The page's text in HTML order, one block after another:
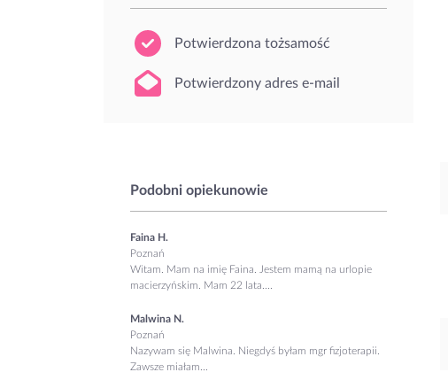
Potwierdzona tożsamość
Potwierdzony adres e-mail
Podobni opiekunowie
Faina H.
Poznań
Witam. Mam na imię Faina. Jestem mamą na urlopie
macierzyńskim. Mam 22 lata....
Malwina N.
Poznań
Nazywam się Malwina. Niegdyś byłam mgr fizjoterapii.
Zawsze miałam...